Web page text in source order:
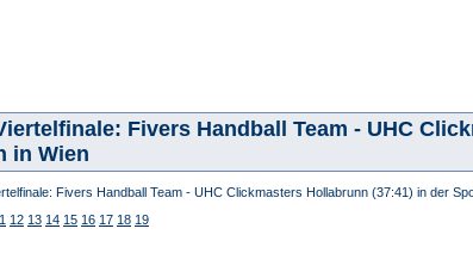
Fivers Handball Team - UHC
in Wien
Fivers Handball Team - UHC Clickmasters Hollabrunn (37:41) in der
12 13 14 15 16 17 18 19